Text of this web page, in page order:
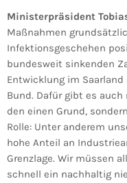
Ministerpräsident
Maßnahmen
Infektionsgeschehen
bundesweit sinkenden
Entwicklung im
Bund. Dafür gibt es
den einen Grund,
Rolle: Unter anderem
hohe Anteil an
Grenzlage. Wir müssen
schnell ein nachhaltig